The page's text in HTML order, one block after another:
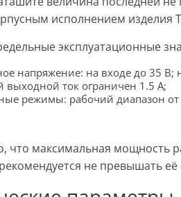
исполнением изделия
эксплуатационные
напряжение: на входе до 35 В;
выходной ток ограничен 1.5 А;
режимы: рабочий диапазон
что максимальная мощность
не превышать